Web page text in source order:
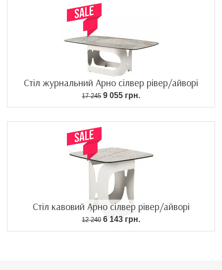
Стіл журнальний Арно сілвер рівер/айворі
17 245 9 055 грн.
Стіл кавовий Арно сілвер рівер/айворі
12 240 6 143 грн.